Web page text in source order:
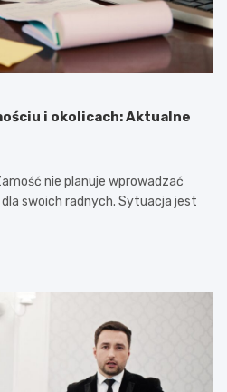
i okolicach: Aktualne
nie planuje wprowadzać
swoich radnych. Sytuacja jest